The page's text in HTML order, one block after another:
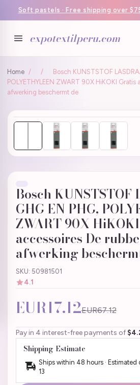
Soft pastels · Free shipping over
expotextilperu.com
Home / /
Bosch KUNSTSTOF
POLYETHYLEEN ZWART 90X HiKOKI Gratis
afwerking beschermt de
Bosch KUNSTSTOF
GHG EN PHG,
ZWART 90X
accessoires De
afwerking
SKU: 50981501
4.1
EUR17.12EUR67.12
Pay in 4 interest-free payments of
Shipping Estimate
Ships within 48 hours · Estimated
13